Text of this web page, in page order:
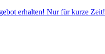
erhalten! Nur für kurze Zeit!